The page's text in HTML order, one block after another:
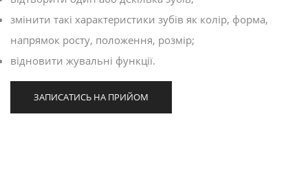
змінити такі характеристики зубів як колір, форма,
напрямок росту, положення, розмір;
відновити жувальні функції.
ЗАПИСАТИСЬ НА ПРИЙОМ